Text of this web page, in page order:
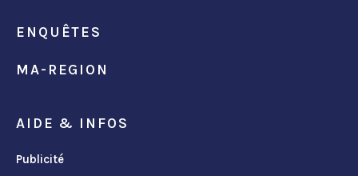
ENQUÊTES
MA-REGION
AIDE & INFOS
Publicité